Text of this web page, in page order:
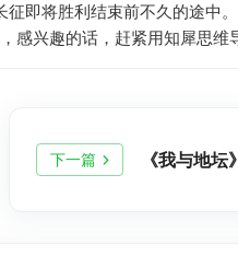
即将胜利结束前不久的途中
兴趣的话，赶紧用知犀思维
下一篇 《我与地